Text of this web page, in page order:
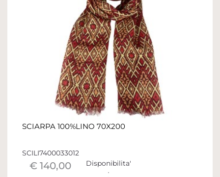
SCIARPA 100%LINO 70X200
SCILI7400033012
€ 140,00 Disponibilita'